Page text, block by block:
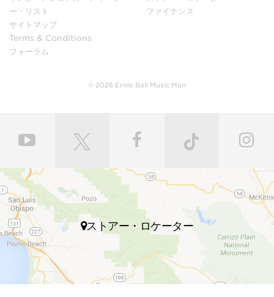
ー・リスト
サイトマップ
Terms & Conditions
フォーラム
ファイナンス
© 2026 Ernie Ball Music Man
ストアー・ロケーター